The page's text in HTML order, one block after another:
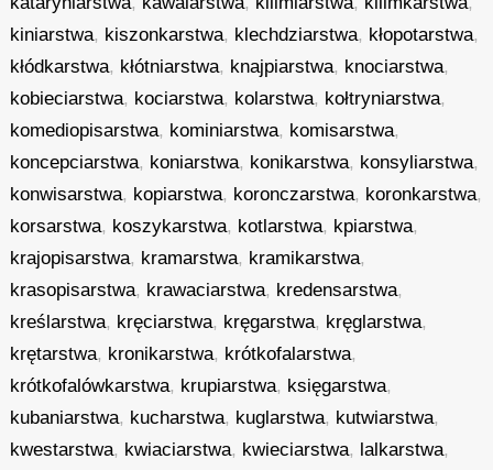
kiniarstwa, kiszonkarstwa, klechdziarstwa, kłopotarstwa,
kłódkarstwa, kłótniarstwa, knajpiarstwa, knociarstwa,
kobieciarstwa, kociarstwa, kolarstwa, kołtryniarstwa,
komediopisarstwa, kominiarstwa, komisarstwa,
koncepciarstwa, koniarstwa, konikarstwa, konsyliarstwa,
konwisarstwa, kopiarstwa, koronczarstwa, koronkarstwa,
korsarstwa, koszykarstwa, kotlarstwa, kpiarstwa,
krajopisarstwa, kramarstwa, kramikarstwa,
krasopisarstwa, krawaciarstwa, kredensarstwa,
kreślarstwa, kręciarstwa, kręgarstwa, kręglarstwa,
krętarstwa, kronikarstwa, krótkofalarstwa,
krótkofalówkarstwa, krupiarstwa, księgarstwa,
kubaniarstwa, kucharstwa, kuglarstwa, kutwiarstwa,
kwestarstwa, kwiaciarstwa, kwieciarstwa, lalkarstwa,